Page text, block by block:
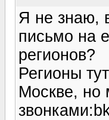
Я не знаю,
письмо на
регионов?
Регионы
Москве, но